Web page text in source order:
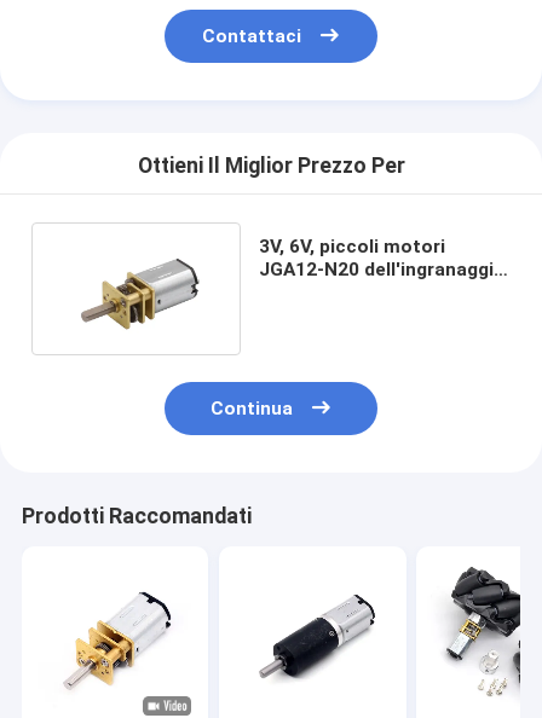
Contattaci
Ottieni Il Miglior Prezzo Per
3V, 6V, piccoli motori
JGA12-N20 dell'ingranaggio
Continua
Prodotti Raccomandati